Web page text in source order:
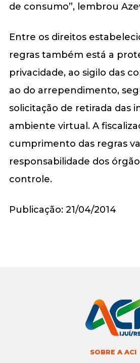
de consumo”, lembrou
Entre os direitos
regras também está a
privacidade, ao sigilo das
ao do arrependimento,
solicitação de retirada das
ambiente virtual. A
cumprimento das regras
responsabilidade dos
controle.
Publicação: 21/04/2014
SOBRE A ACI